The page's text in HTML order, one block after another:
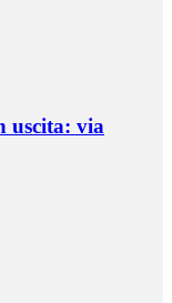
uscita: via